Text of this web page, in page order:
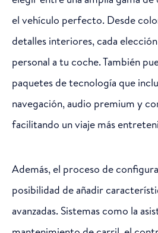
el vehículo perfecto. Desde
detalles interiores, cada
personal a tu coche. También
paquetes de tecnología que
navegación, audio premium y
facilitando un viaje más
Además, el proceso de
posibilidad de añadir
avanzadas. Sistemas como la